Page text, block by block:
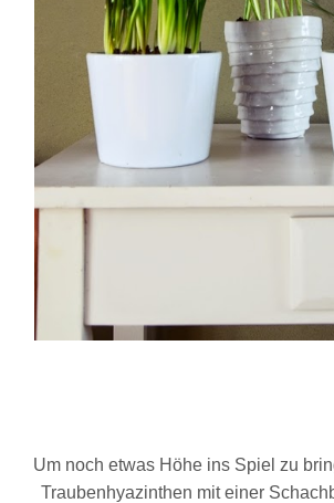
Um noch etwas Höhe ins Spiel zu
Traubenhyazinthen mit einer